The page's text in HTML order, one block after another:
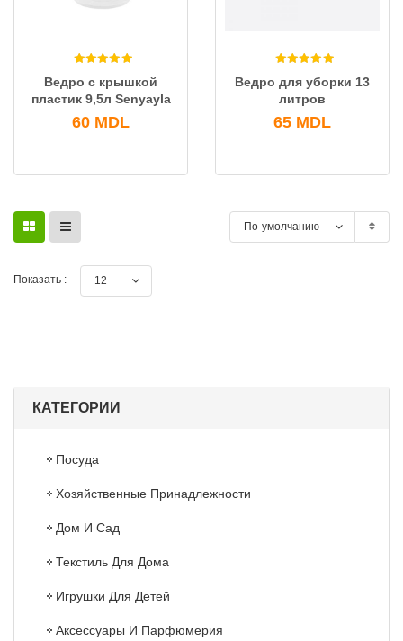
КАТЕГОРИИ
Посуда
Хозяйственные Принадлежности
Дом И Сад
Текстиль Для Дома
Игрушки Для Детей
Аксессуары И Парфюмерия
Ведро с крышкой
пластик 9,5л Senyayla
60 MDL
Ведро для уборки 13
литров
65 MDL
По-умолчанию
Показать : 12